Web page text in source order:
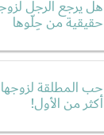
هل يرجع الرجل
حقيقية من حِلّوها
حب المطلقة
أكثر من الأول!